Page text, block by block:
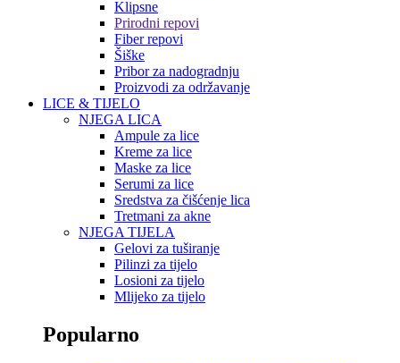
Klipsne
Prirodni repovi
Fiber repovi
Šiške
Pribor za nadogradnju
Proizvodi za održavanje
LICE & TIJELO
NJEGA LICA
Ampule za lice
Kreme za lice
Maske za lice
Serumi za lice
Sredstva za čišćenje lica
Tretmani za akne
NJEGA TIJELA
Gelovi za tuširanje
Pilinzi za tijelo
Losioni za tijelo
Mlijeko za tijelo
Popularno